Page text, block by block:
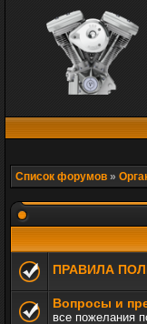
Список форумов »
ПРАВИЛА
Вопросы и
все пожелания